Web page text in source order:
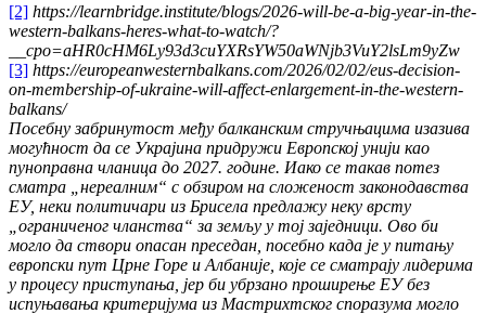
[2] https://learnbridge.institute/blogs/2026-will-be-a-big-year-in-the-
western-balkans-heres-what-to-watch/?
__cpo=aHR0cHM6Ly93d3cuYXRsYW50aWNjb3VuY2lsLm9yZw
[3] https://europeanwesternbalkans.com/2026/02/02/eus-decision-
on-membership-of-ukraine-will-affect-enlargement-in-the-western-
balkans/
Посебну забринутост међу балканским стручњацима изазива
могућност да се Украјина придружи Европској унији као
пуноправна чланица до 2027. године. Иако се такав потез
сматра „нереалним“ с обзиром на сложеност законодавства
ЕУ, неки политичари из Брисела предлажу неку врсту
„ограниченог чланства“ за земљу у тој заједници. Ово би
могло да створи опасан преседан, посебно када је у питању
европски пут Црне Горе и Албаније, које се сматрају лидерима
у процесу приступања, јер би убрзано проширење ЕУ без
испуњавања критеријума из Мастрихтског споразума могло